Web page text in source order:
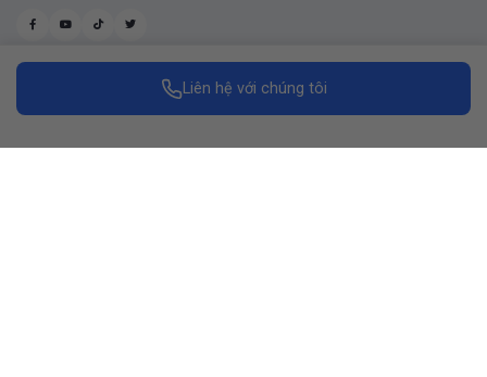
by Replus Marketing
Liên hệ với chúng tôi